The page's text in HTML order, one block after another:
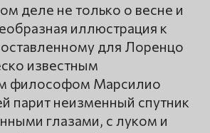
деле не только о весне и
иллюстрация к
для Лоренцо
известным
философом Марсилио
парит неизменный спутник
глазами, с луком и